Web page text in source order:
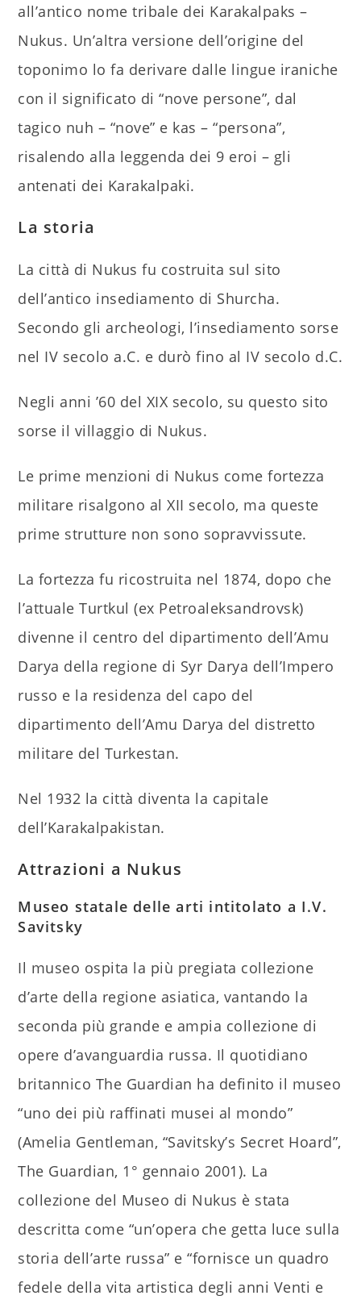
all’antico nome tribale dei Karakalpaks –
Nukus. Un’altra versione dell’origine del
toponimo lo fa derivare dalle lingue iraniche
con il significato di “nove persone”, dal
tagico nuh – “nove” e kas – “persona”,
risalendo alla leggenda dei 9 eroi – gli
antenati dei Karakalpaki.
La storia
La città di Nukus fu costruita sul sito
dell’antico insediamento di Shurcha.
Secondo gli archeologi, l’insediamento sorse
nel IV secolo a.C. e durò fino al IV secolo d.C.
Negli anni ’60 del XIX secolo, su questo sito
sorse il villaggio di Nukus.
Le prime menzioni di Nukus come fortezza
militare risalgono al XII secolo, ma queste
prime strutture non sono sopravvissute.
La fortezza fu ricostruita nel 1874, dopo che
l’attuale Turtkul (ex Petroaleksandrovsk)
divenne il centro del dipartimento dell’Amu
Darya della regione di Syr Darya dell’Impero
russo e la residenza del capo del
dipartimento dell’Amu Darya del distretto
militare del Turkestan.
Nel 1932 la città diventa la capitale
dell’Karakalpakistan.
Attrazioni a Nukus
Museo statale delle arti intitolato a I.V.
Savitsky
Il museo ospita la più pregiata collezione
d’arte della regione asiatica, vantando la
seconda più grande e ampia collezione di
opere d’avanguardia russa. Il quotidiano
britannico The Guardian ha definito il museo
“uno dei più raffinati musei al mondo”
(Amelia Gentleman, “Savitsky’s Secret Hoard”,
The Guardian, 1° gennaio 2001). La
collezione del Museo di Nukus è stata
descritta come “un’opera che getta luce sulla
storia dell’arte russa” e “fornisce un quadro
fedele della vita artistica degli anni Venti e